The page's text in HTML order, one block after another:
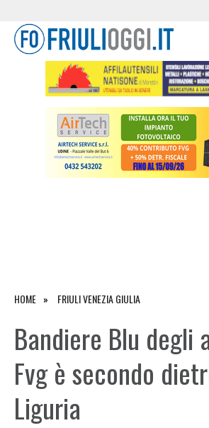
HOME FRIULI VENEZIA GIULIA
Bandiere Blu degli
Fvg è secondo
Liguria